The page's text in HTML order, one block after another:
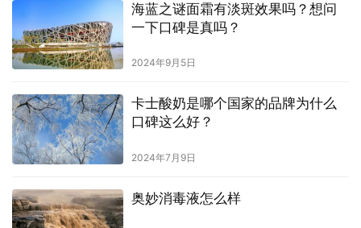
海蓝之谜面霜有淡斑效果吗？想问
一下口碑是真吗？
2024年9月5日
卡士酸奶是哪个国家的品牌为什么
口碑这么好？
2024年7月9日
奥妙消毒液怎么样